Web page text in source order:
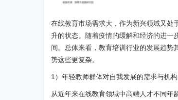
在线教育市场需求大，作为新兴领域又处
升的状态。随着疫情的缓解和经济的进一
间。总体来看，教育培训行业的发展趋势
势这些更复杂。
1）年轻教师群体对自我发展的需求与机
从近年来在线教育领域中高端人才不同年